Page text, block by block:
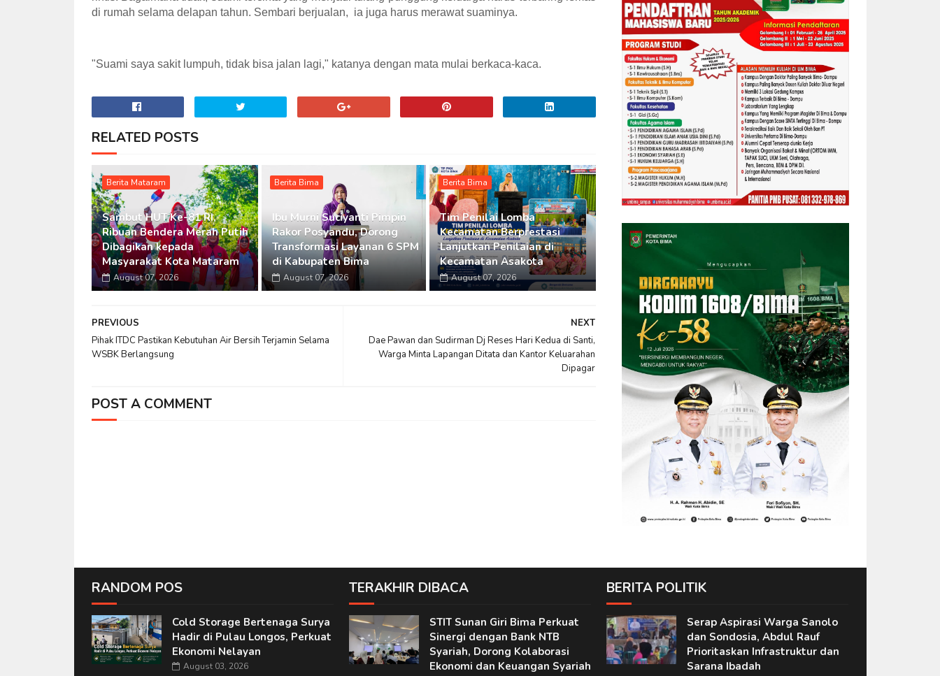
di rumah selama delapan tahun. Sembari berjualan, ia juga harus merawat suaminya.
"Suami saya sakit lumpuh, tidak bisa jalan lagi," katanya dengan mata mulai berkaca-kaca.
RELATED POSTS
Berita Mataram
Sambut HUT Ke-81 RI,
Ribuan Bendera Merah Putih
Dibagikan kepada
Masyarakat Kota Mataram
August 07, 2026
Berita Bima
Ibu Murni Suciyanti Pimpin
Rakor Posyandu, Dorong
Transformasi Layanan 6 SPM
di Kabupaten Bima
August 07, 2026
Berita Bima
Tim Penilai Lomba
Kecamatan Berprestasi
Lanjutkan Penilaian di
Kecamatan Asakota
August 07, 2026
NEXT
Dae Pawan dan Sudirman Dj Reses Hari Kedua di Santi,
Warga Minta Lapangan Ditata dan Kantor Keluarahan
Dipagar
PREVIOUS
Pihak ITDC Pastikan Kebutuhan Air Bersih Terjamin Selama
WSBK Berlangsung
POST A COMMENT
RANDOM POS
Cold Storage Bertenaga Surya
Hadir di Pulau Longos, Perkuat
Ekonomi Nelayan
August 03, 2026
TERAKHIR DIBACA
STIT Sunan Giri Bima Perkuat
Sinergi dengan Bank NTB
Syariah, Dorong Kolaborasi
Ekonomi dan Keuangan Syariah
BERITA POLITIK
Serap Aspirasi Warga Sanolo
dan Sondosia, Abdul Rauf
Prioritaskan Infrastruktur dan
Sarana Ibadah